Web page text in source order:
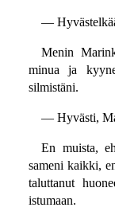
—
Menin
minua ja
silmistäni.
— Hyvästi,
En muista,
sameni kaikki,
taluttanut
istumaan.